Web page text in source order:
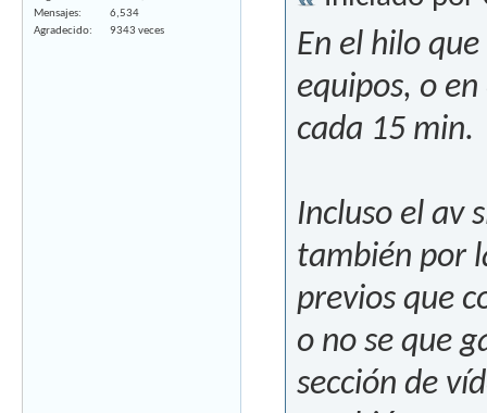
Mensajes
6,534
Agradecido
9343 veces
En el hilo
equipos, o
cada 15 min.
Incluso el av
también por
previos que
o no se que
sección de